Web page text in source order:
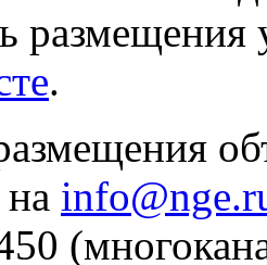
размещения
.